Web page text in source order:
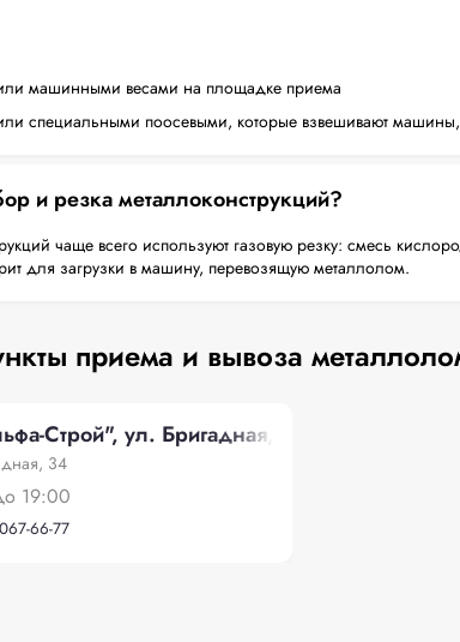
машинными весами на площадке приема
специальными поосевыми, которые взвешивают машины,
и резка металлоконструкций?
чаще всего используют газовую резку: смесь
для загрузки в машину, перевозящую металлолом.
приема и вывоза
Строй", ул. Бригадная, 34
34
19:00
66-77